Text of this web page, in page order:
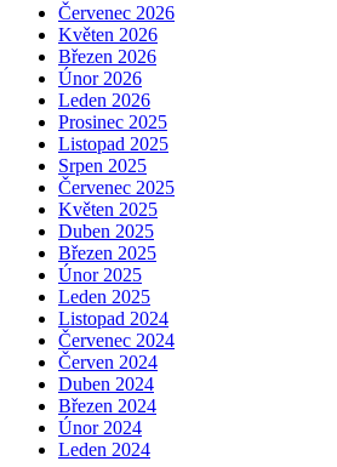
Červenec 2026
Květen 2026
Březen 2026
Únor 2026
Leden 2026
Prosinec 2025
Listopad 2025
Srpen 2025
Červenec 2025
Květen 2025
Duben 2025
Březen 2025
Únor 2025
Leden 2025
Listopad 2024
Červenec 2024
Červen 2024
Duben 2024
Březen 2024
Únor 2024
Leden 2024